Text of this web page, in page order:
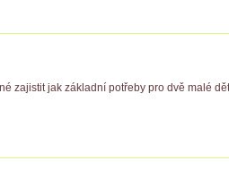
zajistit jak základní potřeby pro dvě malé